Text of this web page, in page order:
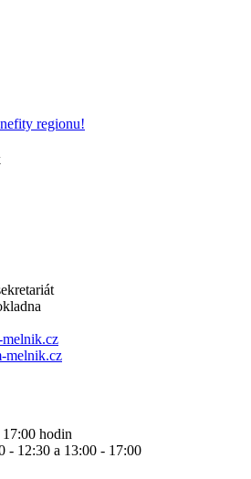
regionu!
melnik.cz
melnik.cz
hodin
- 12:30 a 13:00 - 17:00